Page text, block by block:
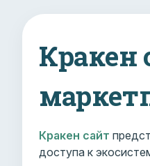
Кракен
Кракен сайт
доступа к